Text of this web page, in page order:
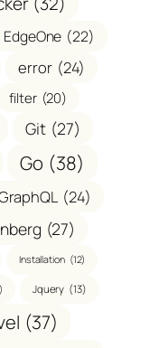
EdgeOne (22)
error (24)
filter (20)
Git (27)
Go (38)
(24)
(27)
Installation (12)
Jquery (13)
(37)